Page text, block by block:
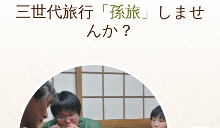
三世代旅行 「孫旅」
しませ
んか？